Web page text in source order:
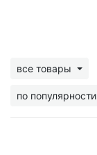
все товары
по популярности